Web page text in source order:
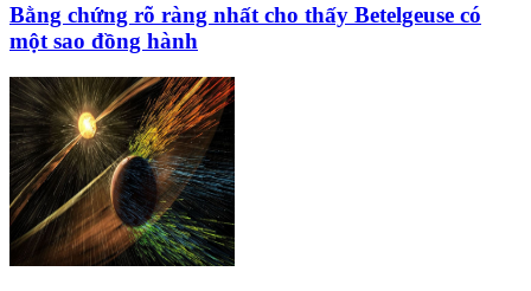
Bằng chứng rõ ràng nhất cho thấy Betelgeuse có
một sao đồng hành